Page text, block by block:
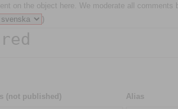
on the object here. We moderate all comments
)
(not published) Alias